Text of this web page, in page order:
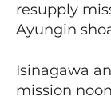
resupply
Ayungin
Isinagawa
mission